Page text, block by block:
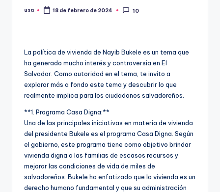
Publicado
usa 18 de febrero de 2024 10
La política de vivienda de Nayib Bukele es un tema que
ha generado mucho interés y controversia en El
Salvador. Como autoridad en el tema, te invito a
explorar más a fondo este tema y descubrir lo que
realmente implica para los ciudadanos salvadoreños.
**1. Programa Casa Digna:**
Una de las principales iniciativas en materia de vivienda
del presidente Bukele es el programa Casa Digna. Según
el gobierno, este programa tiene como objetivo brindar
vivienda digna a las familias de escasos recursos y
mejorar las condiciones de vida de miles de
salvadoreños. Bukele ha enfatizado que la vivienda es un
derecho humano fundamental y que su administración